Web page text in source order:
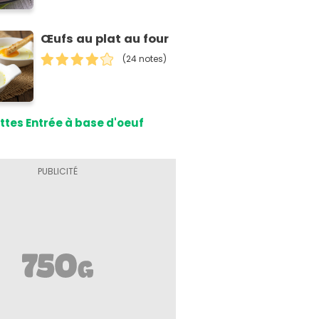
Œufs au plat au four
(24 notes)
Entrée à base d'oeuf